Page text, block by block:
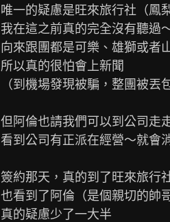
唯一的疑慮是旺來旅行社（鳳
我在這之前真的完全沒有聽過
向來跟團都是可樂、雄獅或者
所以真的很怕會上新聞
（到機場發現被騙，整團被丟
但阿倫也請我們可以到公司走
看到公司有正派在經營～就會
簽約那天，真的到了旺來旅行
也看到了阿倫（是個親切的帥哥
真的疑慮少了一大半